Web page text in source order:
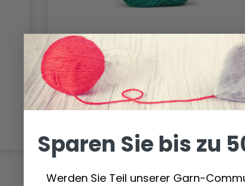
LINDEHOBBY COTTON 8/4
2.60 €
Sparen Sie bis zu
Werden Sie Teil unserer Garn-